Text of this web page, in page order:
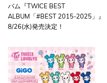
バム『TWICE BEST
ALBUM「#BEST 2015-2025」』
8/26(水)発売決定！